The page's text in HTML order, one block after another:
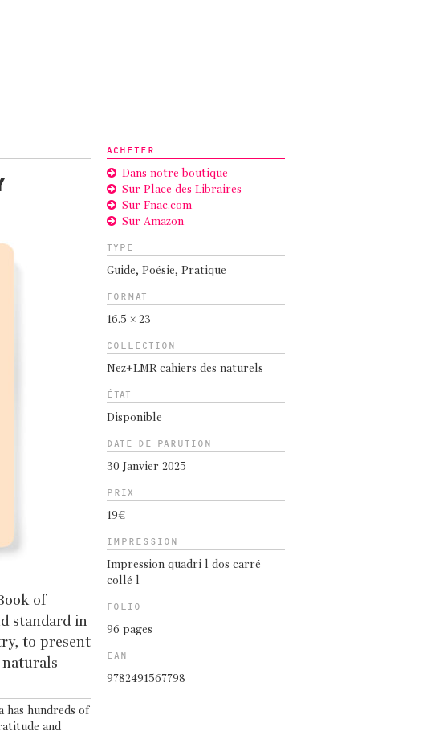
of
standard in
to present
has hundreds of
and
ACHETER
Dans notre boutique
Sur Place des Libraires
Sur Fnac.com
Sur Amazon
TYPE
Guide, Poésie, Pratique
FORMAT
16.5 × 23
COLLECTION
Nez+LMR cahiers des naturels
ÉTAT
Disponible
DATE DE PARUTION
30 Janvier 2025
PRIX
19€
IMPRESSION
Impression quadri l dos carré
collé l
FOLIO
96 pages
EAN
9782491567798